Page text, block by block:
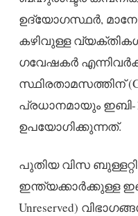
ഉദ്യോഗസ്ഥർ,
കഴിവുള്ള
ഗവേഷകർ
സ്ഥിരതാമസത്തിന്
പ്രധാനമായും ഇബി-1
ഉപയോഗിക്കുന്നത്.
പുതിയ വിസ
ഇന്ത്യക്കാർക്കുള്ള
Unreserved)